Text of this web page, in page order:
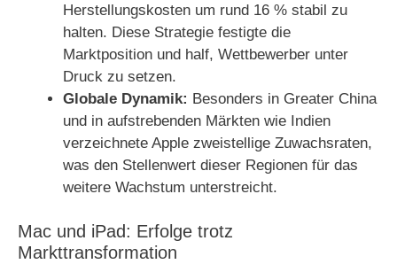
Herstellungskosten um rund 16 % stabil zu
halten. Diese Strategie festigte die
Marktposition und half, Wettbewerber unter
Druck zu setzen.
Globale Dynamik: Besonders in Greater China
und in aufstrebenden Märkten wie Indien
verzeichnete Apple zweistellige Zuwachsraten,
was den Stellenwert dieser Regionen für das
weitere Wachstum unterstreicht.
Mac und iPad: Erfolge trotz
Markttransformation